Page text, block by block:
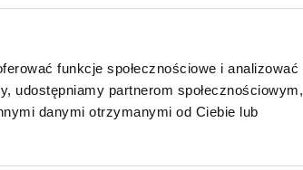
funkcje społecznościowe i analizować
udostępniamy partnerom społecznościowym,
danymi otrzymanymi od Ciebie lub